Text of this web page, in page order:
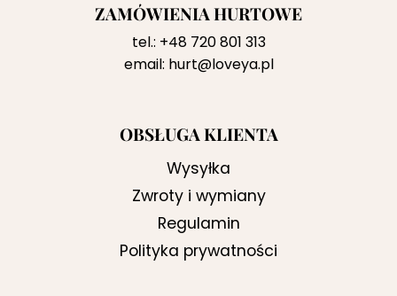
ZAMÓWIENIA HURTOWE
tel.: +48 720 801 313
email: hurt@loveya.pl
OBSŁUGA KLIENTA
Wysyłka
Zwroty i wymiany
Regulamin
Polityka prywatności